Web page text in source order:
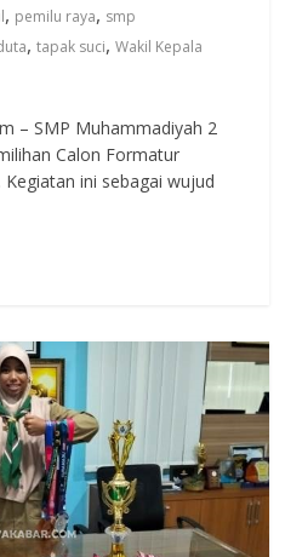
, pemilu raya, smp
,tapak suci,Wakil Kepala
– SMP Muhammadiyah 2
Calon Formatur
ini sebagai wujud